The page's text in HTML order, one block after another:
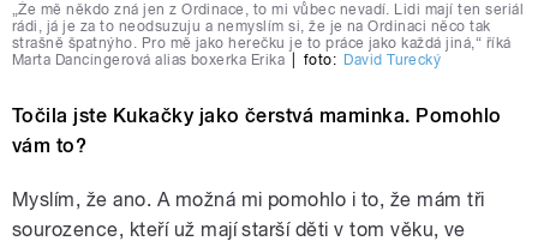
„Že mě někdo zná jen z Ordinace, to mi vůbec nevadí. Lidi mají ten seriál
rádi, já je za to neodsuzuju a nemyslím si, že je na Ordinaci něco tak
strašně špatnýho. Pro mě jako herečku je to práce jako každá jiná,“ říká
Marta Dancingerová alias boxerka Erika
foto: David Turecký
Točila jste Kukačky jako čerstvá maminka. Pomohlo
vám to?
Myslím, že ano. A možná mi pomohlo i to, že mám tři
sourozence, kteří už mají starší děti v tom věku, ve